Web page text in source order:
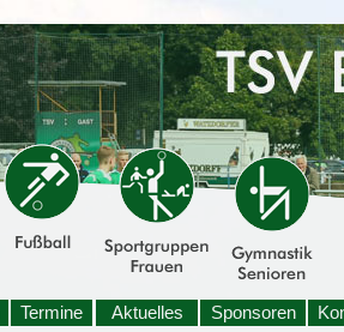
Termine Aktuelles Sponsoren